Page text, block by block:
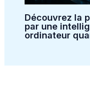
Découvrez la
par une
ordinateur